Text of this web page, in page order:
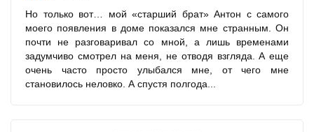
Но только вот… мой «старший брат» Антон с самого
моего появления в доме показался мне странным. Он
почти не разговаривал со мной, а лишь временами
задумчиво смотрел на меня, не отводя взгляда. А еще
очень часто просто улыбался мне, от чего мне
становилось неловко. А спустя полгода...